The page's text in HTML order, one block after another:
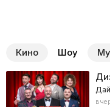
Кино Шоу